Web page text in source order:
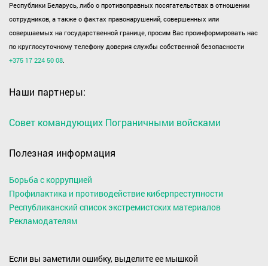
Республики Беларусь, либо о противоправных посягательствах в отношении
сотрудников, а также о фактах правонарушений, совершенных или
совершаемых на государственной границе, просим Вас проинформировать нас
по круглосуточному телефону доверия службы собственной безопасности
+375 17 224 50 08.
Наши партнеры:
Совет командующих Пограничными войсками
Полезная информация
Борьба с коррупцией
Профилактика и противодействие киберпреступности
Республиканский список экстремистских материалов
Рекламодателям
Если вы заметили ошибку, выделите ее мышкой